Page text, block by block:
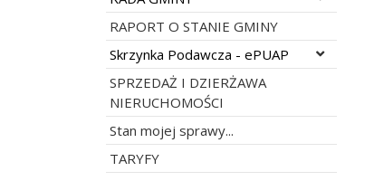
RAPORT O STANIE GMINY
Rozwiń menu
Skrzynka Podawcza - ePUAP
SPRZEDAŻ I DZIERŻAWA
NIERUCHOMOŚCI
Stan mojej sprawy...
TARYFY